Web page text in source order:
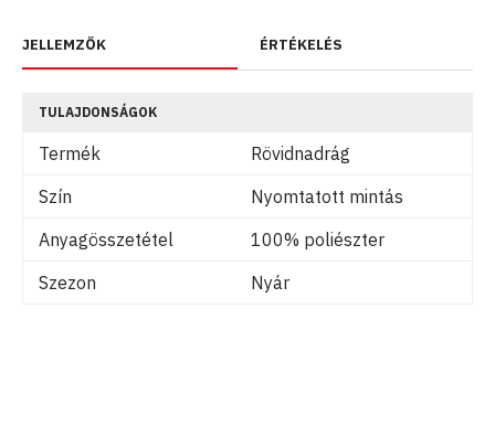
JELLEMZŐK ÉRTÉKELÉS
TULAJDONSÁGOK
Termék
Rövidnadrág
Szín
Nyomtatott mintás
Anyagösszetétel
100% poliészter
Szezon
Nyár